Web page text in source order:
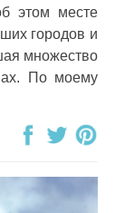
этом месте
городов и
множество
По моему